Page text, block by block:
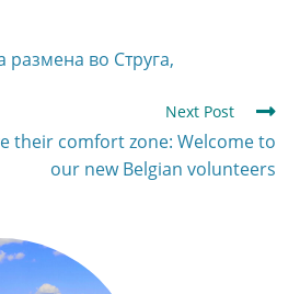
размена во Струга,
Next Post
their comfort zone: Welcome to
our new Belgian volunteers